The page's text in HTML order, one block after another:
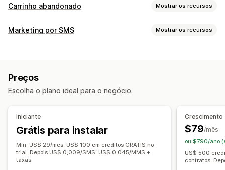
Carrinho abandonado Mostrar os recursos
Recuperação de carrinho
Carrinhos de vários dispositivos
Ofertas de desconto
Ofertas por tempo limitado
Fluxos de trabalho automatizados
Branding personalizado Criador de pop-ups
Acionadores
Marketing por SMS Mostrar os recursos
ID de remetente personalizado
Mensagens personalizadas
Mensagens agendadas
Análise em tempo real
Segmentação Segmentos personalizados Participar
Automação do fluxo de trabalho
Recuperação de carrinho
Mensagens de aniversário
Preços
Escolha o plano ideal para o negócio.
Iniciante
Grátis para instalar
Min. US$ 29/mes. US$ 100 em creditos GRATIS no
trial. Depois US$ 0,009/SMS, US$ 0,045/MMS +
taxas.
Crescimento
$79/mês
ou $790/ano
US$ 500
contratos.